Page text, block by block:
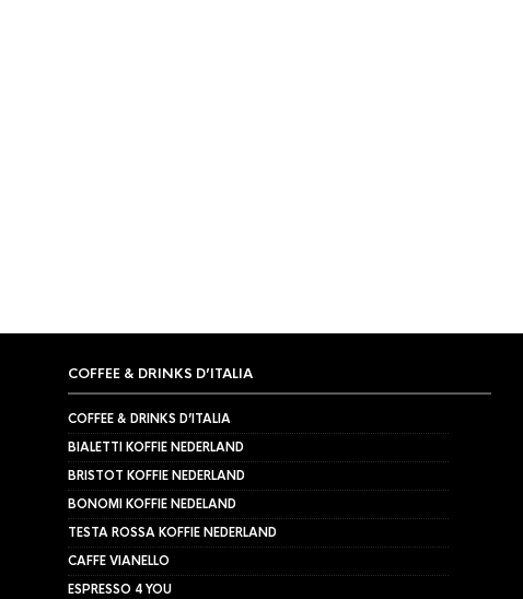
COFFEE & DRINKS D’ITALIA
COFFEE & DRINKS D’ITALIA
BIALETTI KOFFIE NEDERLAND
BRISTOT KOFFIE NEDERLAND
BONOMI KOFFIE NEDELAND
TESTA ROSSA KOFFIE NEDERLAND
CAFFE VIANELLO
ESPRESSO 4 YOU